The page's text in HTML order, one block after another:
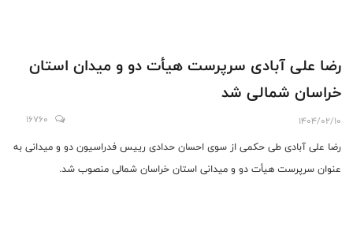
رضا علی آبادی سرپرست هیأت دو و میدان استان
خراسان شمالی شد
1404/02/10
16760
رضا علی آبادی طی حکمی از سوی احسان حدادی رییس فدراسیون دو و میدانی به
عنوان سرپرست هیأت دو و میدانی استان خراسان شمالی منصوب شد.